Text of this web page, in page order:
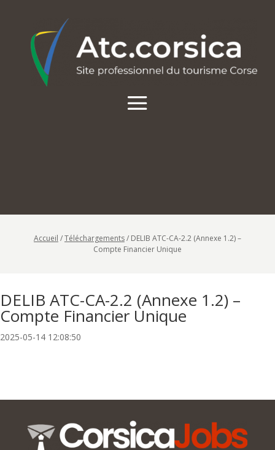
Accueil /Téléchargements/ DELIB ATC-CA-2.2 (Annexe 1.2) –
Compte Financier Unique
DELIB ATC-CA-2.2 (Annexe 1.2) –
Compte Financier Unique
2025-05-14 12:08:50